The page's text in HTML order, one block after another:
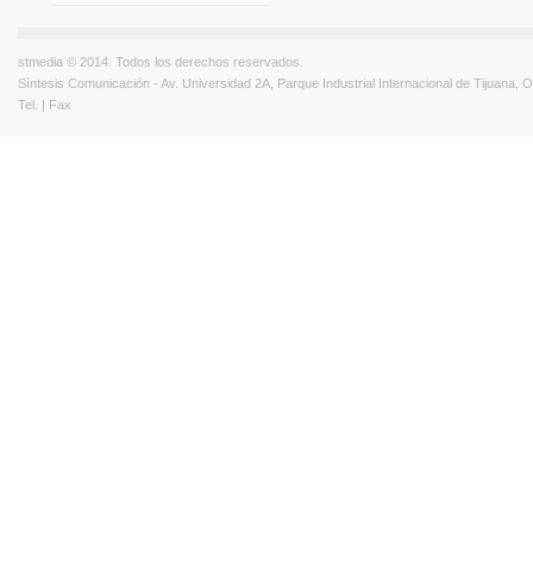
stmedia © 2014. Todos los derechos reservados.
Síntesis Comunicación - Av. Universidad 2A, Parque Industrial Internacional de Tijuana,
Tel. | Fax